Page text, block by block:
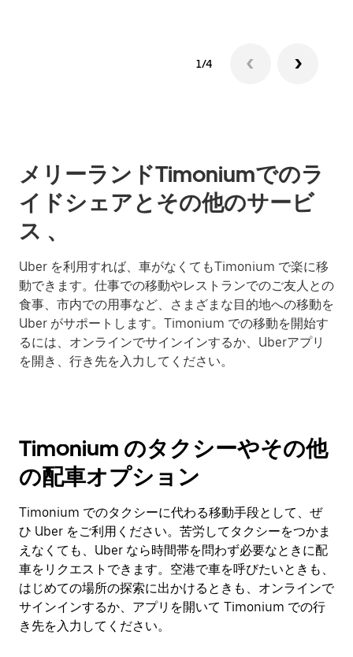
1/4
メリーランドTimoniumでのラ
イドシェアとその他のサービ
ス 、
Uber を利用すれば、車がなくてもTimonium で楽に移
動できます。仕事での移動やレストランでのご友人との
食事、市内での用事など、さまざまな目的地への移動を
Uber がサポートします。Timonium での移動を開始す
るには、オンラインでサインインするか、Uberアプリ
を開き、行き先を入力してください。
Timonium のタクシーやその他
の配車オプション
Timonium でのタクシーに代わる移動手段として、ぜ
ひ Uber をご利用ください。苦労してタクシーをつかま
えなくても、Uber なら時間帯を問わず必要なときに配
車をリクエストできます。空港で車を呼びたいときも、
はじめての場所の探索に出かけるときも、オンラインで
サインインするか、アプリを開いて Timonium での行
き先を入力してください。